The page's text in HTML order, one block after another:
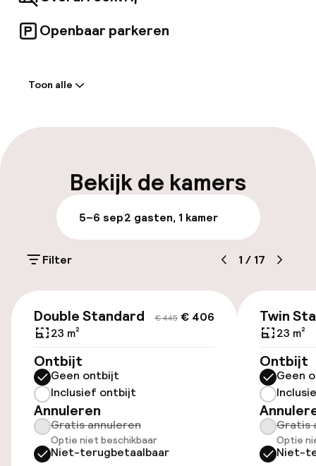
vergaderfaciliteiten.
Openbaar parkeren
Meertalige medewerkers
Parkeren & mobiliteit
Openbaar parkeren
Toegankelijkheid
Overal rolstoeltoegankelijk
Lift
Voor toegankelijkheid
geoptimaliseerde kamers beschikbaar
Toon alle
Bekijk de kamers
5–6 sep2 gasten, 1 kamer
Filter 1 / 17
€ 445 € 406
Double Standard
23 m²
Ontbijt
Geen ontbijt
Inclusief ontbijt
Annuleren
Gratis annuleren
Optie niet beschikbaar
Niet-terugbetaalbaar
Twin
23 m²
Ontbijt
Geen
Gratis
Optie
Niet-